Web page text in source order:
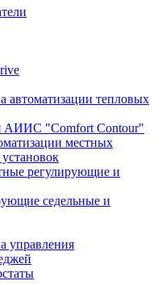
автоматизации тепловых
АИИС "Comfort Contour"
местных
регулирующие и
седельные и
управления